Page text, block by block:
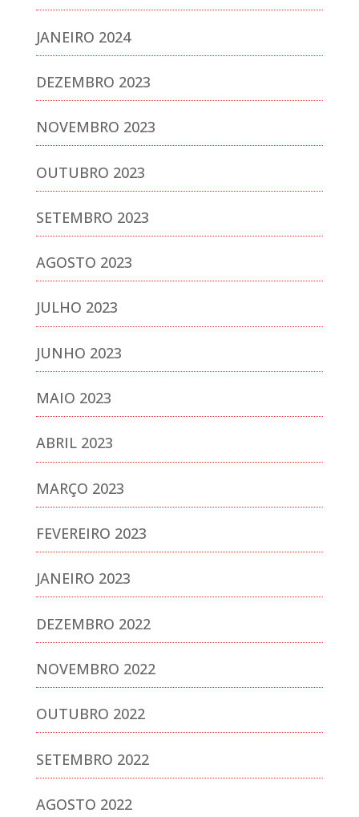
JANEIRO 2024
DEZEMBRO 2023
NOVEMBRO 2023
OUTUBRO 2023
SETEMBRO 2023
AGOSTO 2023
JULHO 2023
JUNHO 2023
MAIO 2023
ABRIL 2023
MARÇO 2023
FEVEREIRO 2023
JANEIRO 2023
DEZEMBRO 2022
NOVEMBRO 2022
OUTUBRO 2022
SETEMBRO 2022
AGOSTO 2022